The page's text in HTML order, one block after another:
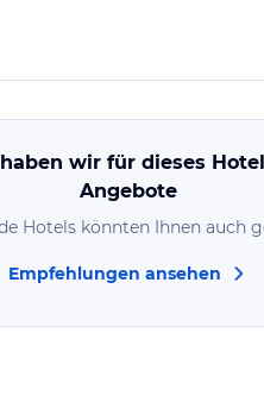
wir für dieses
Angebote
Hotels könnten Ihnen auch
Empfehlungen ansehen